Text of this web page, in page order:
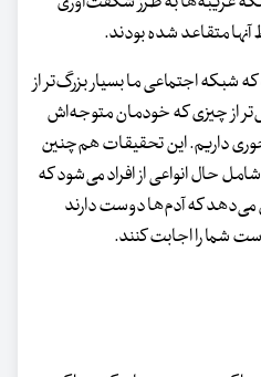
آنها متقاعد شده بودند.
شبکه اجتماعی ما بسیار بزرگ‌تر از
از چیزی که خودمان متوجه‌اش
داریم. این تحقیقات هم‌چنین
حال انواعی از افراد می‌شود که
می‌دهد که آدم‌ها دوست دارند
شما را اجابت کنند.